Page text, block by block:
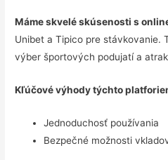
Máme skvelé skúsenosti s
Unibet a Tipico pre stávkovanie.
výber športových podujatí a
Kľúčové výhody týchto
Jednoduchosť používania
Bezpečné možnosti